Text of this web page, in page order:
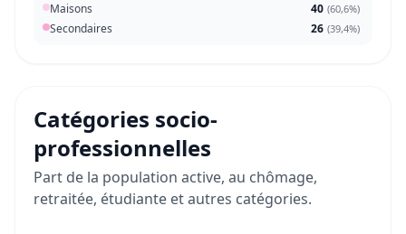
Maisons 40 (60,6%)
Secondaires 26 (39,4%)
Catégories socio-
professionnelles
Part de la population active, au chômage,
retraitée, étudiante et autres catégories.